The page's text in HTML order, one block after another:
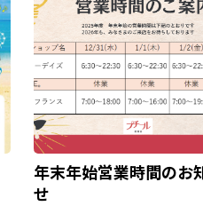
年末年始営業時間のお
せ